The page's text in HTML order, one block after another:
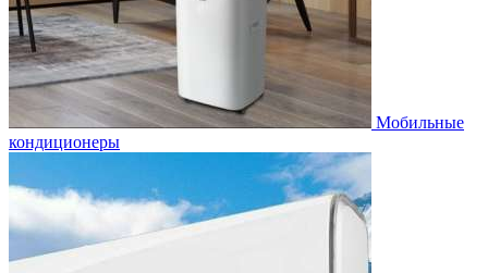
Мобильные
кондиционеры